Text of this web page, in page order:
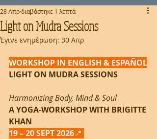
Light on Mudra Sessions
28 Απρδιαβάστηκε 1 λεπτά
Έγινε ενημέρωση: 30 Απρ
WORKSHOP IN ENGLISH & ESPAÑOL
LIGHT ON MUDRA SESSIONS
Harmonizing Body, Mind & Soul
A YOGA-WORKSHOP WITH BRIGITTE
KHAN
19 – 20 SEPT 2026📍